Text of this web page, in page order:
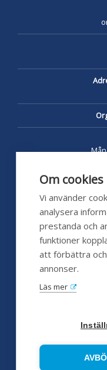
Om
Vi använder
analysera
prestanda och
funktioner
att förbättra och
annonser.
Läs mer